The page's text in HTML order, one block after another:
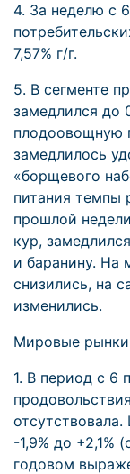
4. За неделю с
7,57% г/г.
5. В сегменте
замедлился до
плодоовощную
замедлилось
«борщевого
питания темпы
прошлой
кур,
и баранину. На
снизились, на
изменились.
Мировые рынки
1. В период с 6
-1,9% до +2,1%
годовом